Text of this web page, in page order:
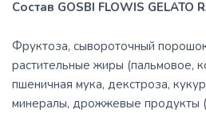
Состав GOSBI FLOWIS GELATO
Фруктоза, сывороточный
растительные жиры (пальмовое,
пшеничная мука, декстроза,
минералы, дрожжевые продукты